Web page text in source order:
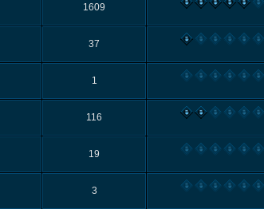
1609
37
1
116
19
3